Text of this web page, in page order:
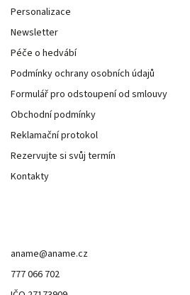
Personalizace
Newsletter
Péče o hedvábí
Podmínky ochrany osobních údajů
Formulář pro odstoupení od smlouvy
Obchodní podmínky
Reklamační protokol
Rezervujte si svůj termín
Kontakty
aname@aname.cz
777 066 702